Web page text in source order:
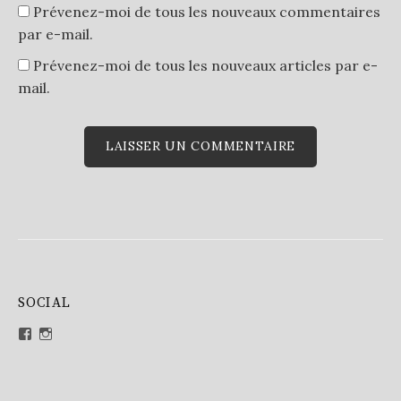
Prévenez-moi de tous les nouveaux commentaires
par e-mail.
Prévenez-moi de tous les nouveaux articles par e-
mail.
SOCIAL
Voir